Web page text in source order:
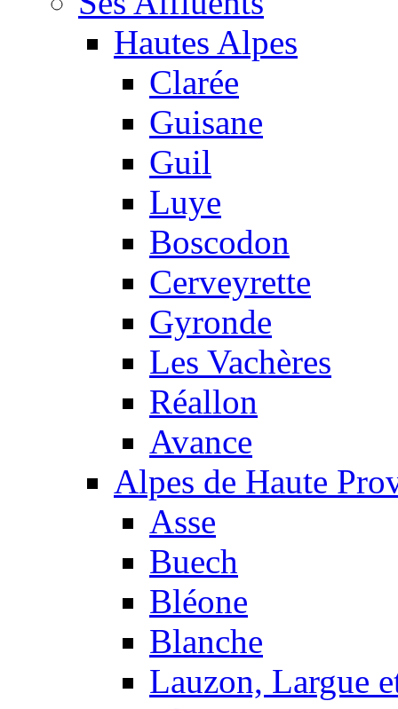
Hautes Alpes
Clarée
Guisane
Guil
Luye
Boscodon
Cerveyrette
Gyronde
Les Vachères
Réallon
Avance
Alpes de Haute
Asse
Buech
Bléone
Blanche
Lauzon, Largue